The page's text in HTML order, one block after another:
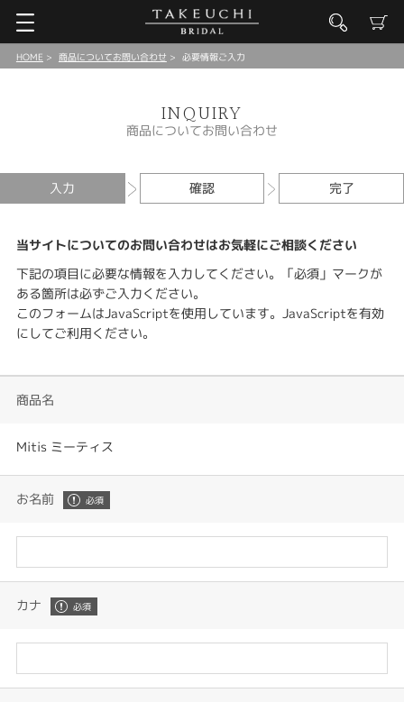
HOME 商品についてお問い合わせ 必要情報ご入力
INQUIRY
商品についてお問い合わせ
入力 確認 完了
当サイトについてのお問い合わせはお気軽にご相談ください
下記の項目に必要な情報を入力してください。「必須」マークが
ある箇所は必ずご入力ください。
このフォームはJavaScriptを使用しています。JavaScriptを有効
にしてご利用ください。
商品名
Mitis ミーティス
お名前
カナ